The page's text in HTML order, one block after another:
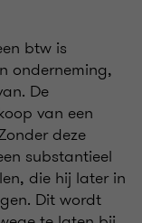
btw is
onderneming,
De
van een
deze
substantieel
die hij later in
Dit wordt